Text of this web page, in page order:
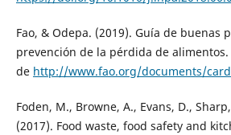
Fao, & Odepa. (2019). Guía de buenas
prevención de la pérdida de
de http://www.fao.org/documents/
Foden, M., Browne, A., Evans, D.,
(2017). Food waste, food safety and